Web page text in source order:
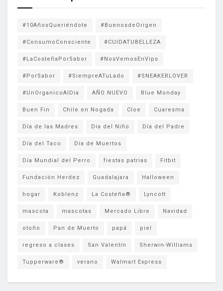
#10AñosQueriéndote #BuenosdeOrigen
#ConsumoConsciente #CUIDATUBELLEZA
#LaCosteñaPorSabor #NosVemosEnVips
#PorSabor #SiempreATuLado #SNEAKERLOVER
#UnOrganicoAlDia AÑO NUEVO Blue Monday
Buen Fin Chile en Nogada Cloe Cuaresma
Día de las Madres Día del Niño Día del Padre
Día del Taco Día de Muertos
Día Mundial del Perro fiestas patrias Fitbit
Fundación Herdez Guadalajara Halloween
hogar Koblenz La Costeña® Lyncott
mascota mascotas Mercado Libre Navidad
otoño Pan de Muerto papá piel
regreso a clases San Valentín Sherwin-Williams
Tupperware® verano Walmart Express